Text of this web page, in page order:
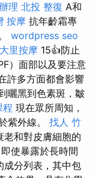
理 北投 整復 A和
按摩 抗年齡霜專
wordpress seo
大里按摩 15👍防止
）面部以及要注意
許多方面都會影響
曬黑到色素斑，皺
程 現在眾所周知，
紫外線。 找人 竹
老和對皮膚細胞的
使暴露於長時間
成分列表，其中包